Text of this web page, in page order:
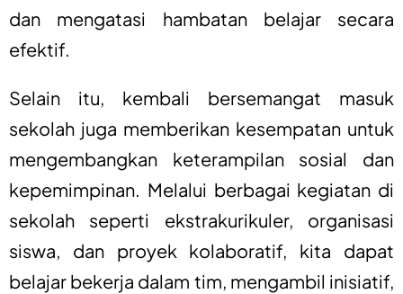
dan mengatasi hambatan belajar secara
efektif.
Selain itu, kembali bersemangat masuk
sekolah juga memberikan kesempatan untuk
mengembangkan keterampilan sosial dan
kepemimpinan. Melalui berbagai kegiatan di
sekolah seperti ekstrakurikuler, organisasi
siswa, dan proyek kolaboratif, kita dapat
belajar bekerja dalam tim, mengambil inisiatif,